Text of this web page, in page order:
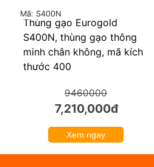
Thùng gạo Eurogold
S400N, thùng gạo thông
minh chân không, mã kích
thước 400
Mã: S400N
9460000
7,210,000đ
Xem ngay